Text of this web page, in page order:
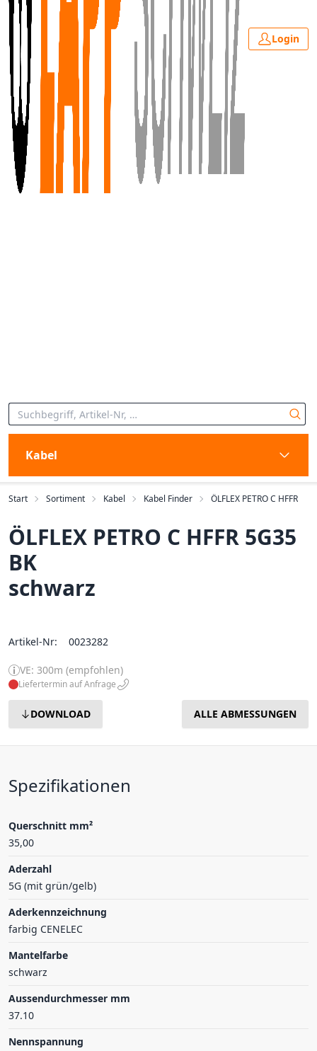
Login
Kabel
Start Sortiment Kabel Kabel Finder ÖLFLEX PETRO C HFFR
ÖLFLEX PETRO C HFFR 5G35
BK
schwarz
Artikel-Nr: 0023282
VE: 300m (empfohlen)
Liefertermin auf Anfrage
DOWNLOAD ALLE ABMESSUNGEN
Spezifikationen
Querschnitt mm²
35,00
Aderzahl
5G (mit grün/gelb)
Aderkennzeichnung
farbig CENELEC
Mantelfarbe
schwarz
Aussendurchmesser mm
37.10
Nennspannung